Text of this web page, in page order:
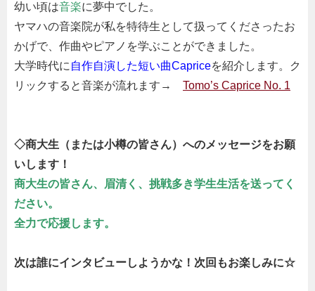
幼い頃は音楽に夢中でした。
ヤマハの音楽院が私を特待生として扱ってくださったお
かげで、作曲やピアノを学ぶことができました。
大学時代に 自作自演した短い曲Capriceを紹介します。ク
リックすると音楽が流れます→ Tomo’s Caprice No. 1
◇商大生（または小樽の皆さん）へのメッセージをお願
いします！
商大生の皆さん、眉清く、挑戦多き学生生活を送ってく
ださい。
全力で応援します。
次は誰にインタビューしようかな！次回もお楽しみに☆